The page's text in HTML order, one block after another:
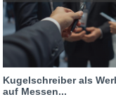
Kugelschreiber als
auf Messen...